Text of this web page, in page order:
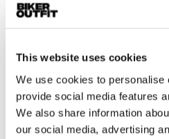
This website uses cookies
We use cookies to personalise
provide social media features
We also share information
our social media, advertising